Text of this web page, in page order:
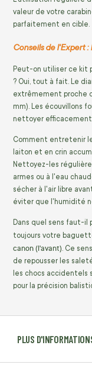
PLUS
valeur de votre
parfaitement en cible.
Conseils de l'Expert
Peut-on utiliser ce kit
? Oui, tout à fait. Le
extrêmement proche
mm). Les écouvillons
nettoyer efficacement
Comment entretenir
laiton et en crin
Nettoyez-les
armes ou à l'eau
sécher à l'air libre
éviter que l'humidité
Dans quel sens faut-il
toujours votre
canon (l'avant). Ce
de repousser les
les chocs accidentels
pour la précision